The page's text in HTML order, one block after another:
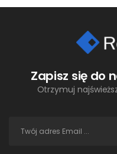
Zapisz się do
Otrzymuj